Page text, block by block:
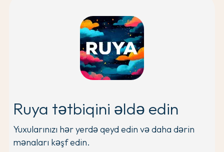
Ruya tətbiqini əldə edin
Yuxularınızı hər yerdə qeyd edin və daha dərin
mənaları kəşf edin.